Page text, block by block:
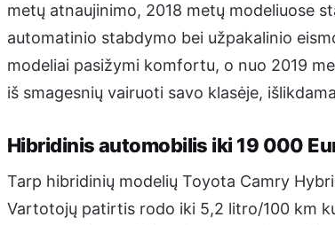
metų atnaujinimo, 2018 metų modeliuose
automatinio stabdymo bei užpakalinio
modeliai pasižymi komfortu, o nuo 2019
iš smagesnių vairuoti savo klasėje,
Hibridinis automobilis iki 19 000
Tarp hibridinių modelių Toyota Camry
Vartotojų patirtis rodo iki 5,2 litro/100 km